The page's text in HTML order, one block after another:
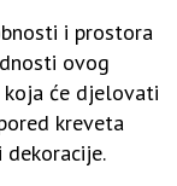
i prostora
ovog
koja će djelovati
kreveta
dekoracije.